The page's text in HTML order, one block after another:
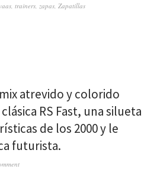
trainers zapas Zapatillas
atrevido y colorido
RS Fast, una silueta
de los 2000 y le
futurista.